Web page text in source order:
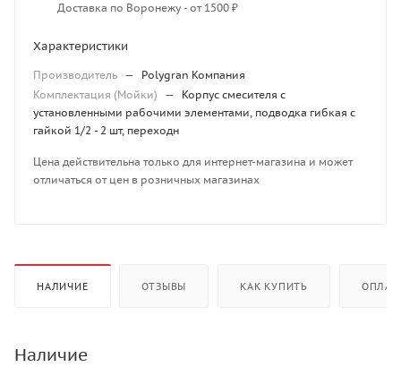
Доставка по Воронежу - от 1500 ₽
Характеристики
Производитель —
Polygran Компания
Комплектация (Мойки)
—
Корпус смесителя с
установленными рабочими элементами, подводка гибкая с
гайкой 1/2 - 2 шт, переходн
Цена действительна только для интернет-магазина и может
отличаться от цен в розничных магазинах
НАЛИЧИЕ ОТЗЫВЫ КАК КУПИТЬ
Наличие